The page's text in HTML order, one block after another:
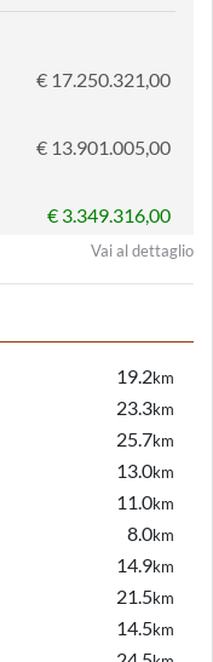
€ 17.250.321,00
€ 13.901.005,00
€ 3.349.316,00
Vai al dettaglio
19.2km
23.3km
25.7km
13.0km
11.0km
8.0km
14.9km
21.5km
14.5km